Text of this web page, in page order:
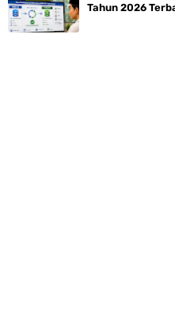
Tahun 2026